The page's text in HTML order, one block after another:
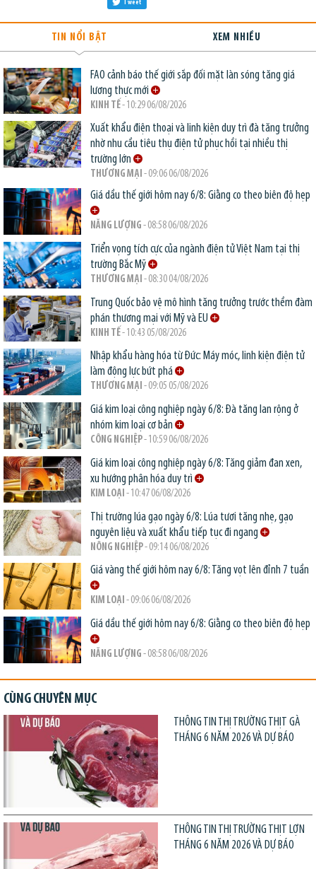
Tweet
TIN NỔI BẬT XEM NHIỀU
FAO cảnh báo thế giới sắp đối mặt làn sóng tăng giá
lương thực mới
KINH TẾ- 10:29 06/08/2026
Xuất khẩu điện thoại và linh kiện duy trì đà tăng trưởng
nhờ nhu cầu tiêu thụ điện tử phục hồi tại nhiều thị
trường lớn
THƯƠNG MẠI - 09:06 06/08/2026
Giá dầu thế giới hôm nay 6/8: Giằng co theo biên độ hẹp
NĂNG LƯỢNG - 08:58 06/08/2026
Triển vọng tích cực của ngành điện tử Việt Nam tại thị
trường Bắc Mỹ
THƯƠNG MẠI - 08:30 04/08/2026
Trung Quốc bảo vệ mô hình tăng trưởng trước thềm đàm
phán thương mại với Mỹ và EU
KINH TẾ- 10:43 05/08/2026
Nhập khẩu hàng hóa từ Đức: Máy móc, linh kiện điện tử
làm động lực bứt phá
THƯƠNG MẠI - 09:05 05/08/2026
Giá kim loại công nghiệp ngày 6/8: Đà tăng lan rộng ở
nhóm kim loại cơ bản
CÔNG NGHIỆP- 10:59 06/08/2026
Giá kim loại công nghiệp ngày 6/8: Tăng giảm đan xen,
xu hướng phân hóa duy trì
KIM LOẠI - 10:47 06/08/2026
Thị trường lúa gạo ngày 6/8: Lúa tươi tăng nhẹ, gạo
nguyên liệu và xuất khẩu tiếp tục đi ngang
NÔNG NGHIỆP- 09:14 06/08/2026
Giá vàng thế giới hôm nay 6/8: Tăng vọt lên đỉnh 7 tuần
KIM LOẠI - 09:06 06/08/2026
Giá dầu thế giới hôm nay 6/8: Giằng co theo biên độ hẹp
NĂNG LƯỢNG - 08:58 06/08/2026
CÙNG CHUYÊN MỤC
THÔNG TIN THỊ TRƯỜNG THỊT GÀ
THÁNG 6 NĂM 2026 VÀ DỰ BÁO
THÔNG TIN THỊ TRƯỜNG THỊT LỢN
THÁNG 6 NĂM 2026 VÀ DỰ BÁO